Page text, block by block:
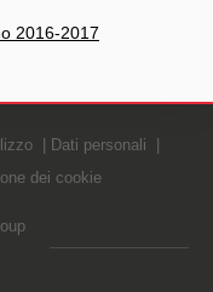
2016-2017
Dati personali
dei cookie